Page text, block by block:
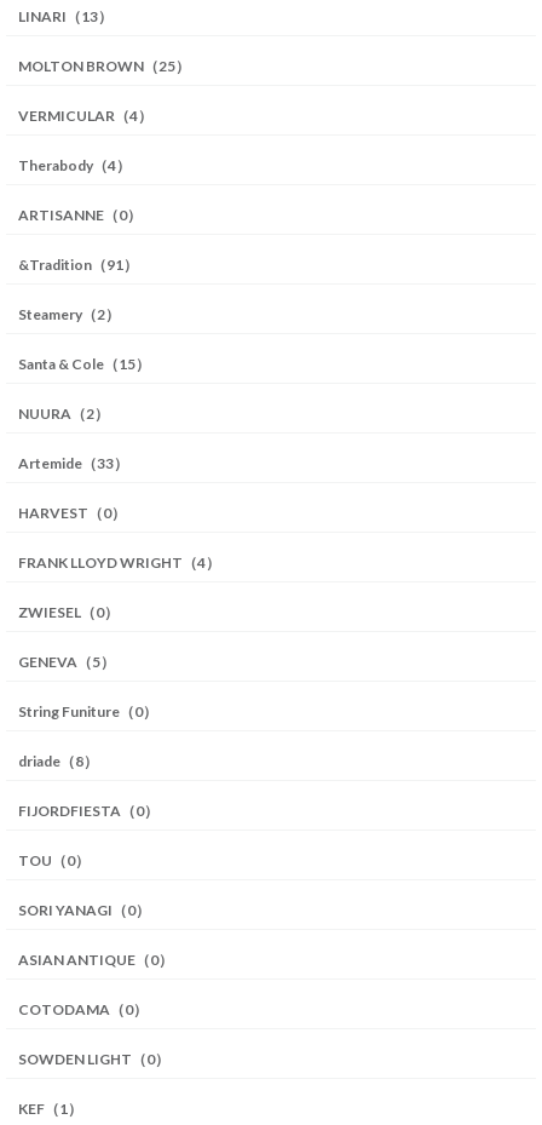
LINARI（13）
MOLTON BROWN（25）
VERMICULAR（4）
Therabody（4）
ARTISANNE（0）
&Tradition（91）
Steamery（2）
Santa & Cole（15）
NUURA（2）
Artemide（33）
HARVEST（0）
FRANK LLOYD WRIGHT（4）
ZWIESEL（0）
GENEVA（5）
String Funiture（0）
driade（8）
FIJORDFIESTA（0）
TOU（0）
SORI YANAGI（0）
ASIAN ANTIQUE（0）
COTODAMA（0）
SOWDEN LIGHT（0）
KEF（1）